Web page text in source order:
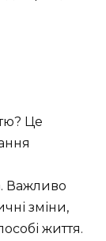
Це
Важливо
зміни,
життя.